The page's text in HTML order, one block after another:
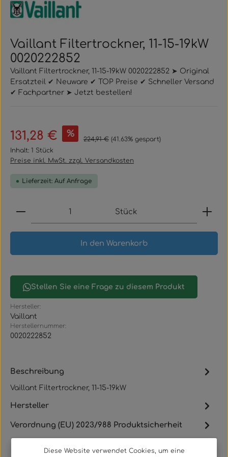
Vaillant Filtertrockner, 11-15-19kW
0020222852
Vaillant Filtertrockner, 11-15-19kW 0020222852 ➤ Original
Ersatzteil ✔ Neuware ✔ TOP Preise ✔ Schneller Versand
✔ Fachpartner ➤ Jetzt bestellen!
Verkaufspreis:
131,28 € % Regulärer Preis:
224,91 € (41.63% gespart)
Inhalt: 1 Stück
Preise inkl. MwSt. zzgl. Versandkosten
Lieferzeit: Auf Anfrage
Produkt Anzahl: Gib den gewünschten Wert
Stück
In den Warenkorb
Stellen Sie eine Frage zu diesem Produkt
Hersteller:
Vaillant
Herstellernummer:
0020222852
Beschreibung
Vaillant Filtertrockner, 11-15-19kW
Hersteller
Verordnung (EU) 2023/988 Produktsicherheit
Diese Website verwendet Cookies, um eine